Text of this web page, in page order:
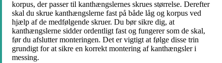
korpus, der passer til kanthængslernes skrues størrelse. Derefter
skal du skrue kanthængslerne fast på både låg og korpus ved
hjælp af de medfølgende skruer. Du bør sikre dig, at
kanthængslerne sidder ordentligt fast og fungerer som de skal,
før du afslutter monteringen. Det er vigtigt at følge disse trin
grundigt for at sikre en korrekt montering af kanthængsler i
messing.